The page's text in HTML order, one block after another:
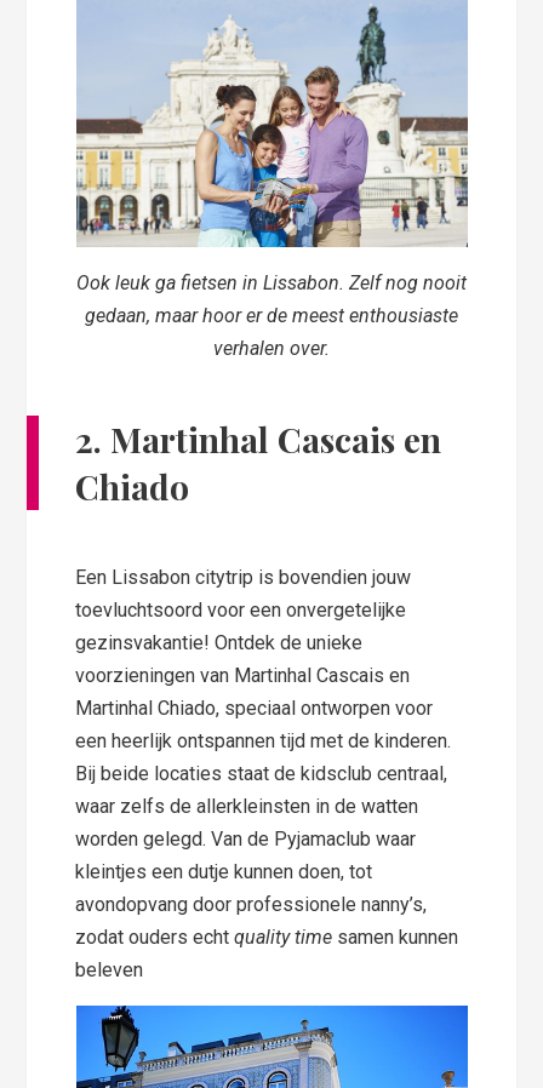
Ook leuk ga fietsen in Lissabon. Zelf nog nooit
gedaan, maar hoor er de meest enthousiaste
verhalen over.
2. Martinhal Cascais en
Chiado
Een Lissabon citytrip is bovendien jouw
toevluchtsoord voor een onvergetelijke
gezinsvakantie! Ontdek de unieke
voorzieningen van Martinhal Cascais en
Martinhal Chiado, speciaal ontworpen voor
een heerlijk ontspannen tijd met de kinderen.
Bij beide locaties staat de kidsclub centraal,
waar zelfs de allerkleinsten in de watten
worden gelegd. Van de Pyjamaclub waar
kleintjes een dutje kunnen doen, tot
avondopvang door professionele nanny’s,
zodat ouders echtquality time samen kunnen
beleven